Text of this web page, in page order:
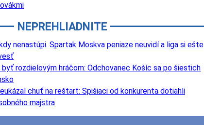
NEPREHLIADNITE
nenastúpi. Spartak Moskva peniaze neuvidí a liga si ešte
rozdielovým hráčom: Odchovanec Košíc sa po šiestich
chuť na reštart: Spišiaci od konkurenta dotiahli
majstra